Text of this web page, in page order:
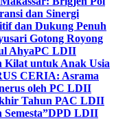
dan Sinergi
dan Dukung Penuh
Gotong Royong
AhyaPC LDII
Kilat untuk Anak Usia
CERIA: Asrama
oleh PC LDII
Tahun PAC LDII
DPD LDII